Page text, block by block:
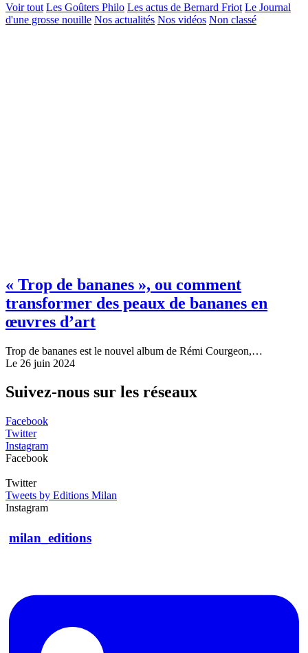
Voir tout Les Goûters Philo Les actus de Bernard Friot Le Journal
d'une grosse nouille Nos actualités Nos vidéos Non classé
« Trop de bananes », ou comment
transformer des peaux de bananes en
œuvres d’art
Trop de bananes est le nouvel album de Rémi Courgeon,…
Le 26 juin 2024
Suivez-nous sur les réseaux
Facebook
Twitter
Instagram
Facebook
Twitter
Tweets by Editions Milan
Instagram
milan_editions